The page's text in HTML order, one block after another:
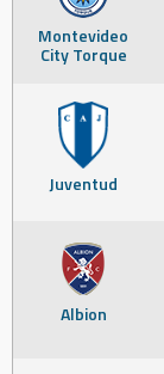
Montevideo
City Torque
Juventud
Albion